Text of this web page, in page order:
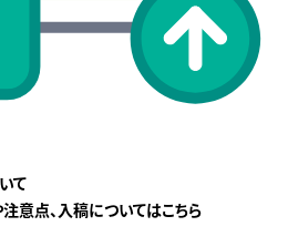
て
意点、入稿についてはこちら